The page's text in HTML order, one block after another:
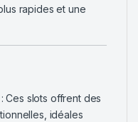
rapides et une
Ces slots offrent des
idéales